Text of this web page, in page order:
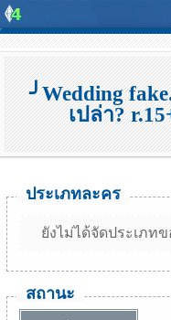
╯Wedding
เปล่า?
ประเภทละคร
ยังไม่ได้จัดประเภท
สถานะ